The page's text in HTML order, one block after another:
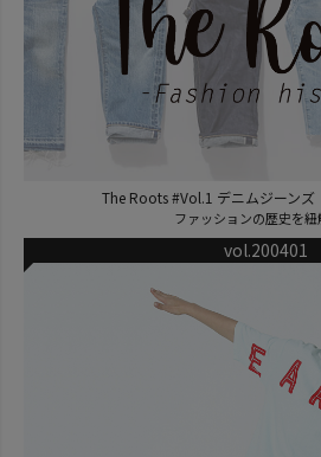
The Roots #Vol.1 デニムジーンズ
ファッションの歴史を紐
vol.200401